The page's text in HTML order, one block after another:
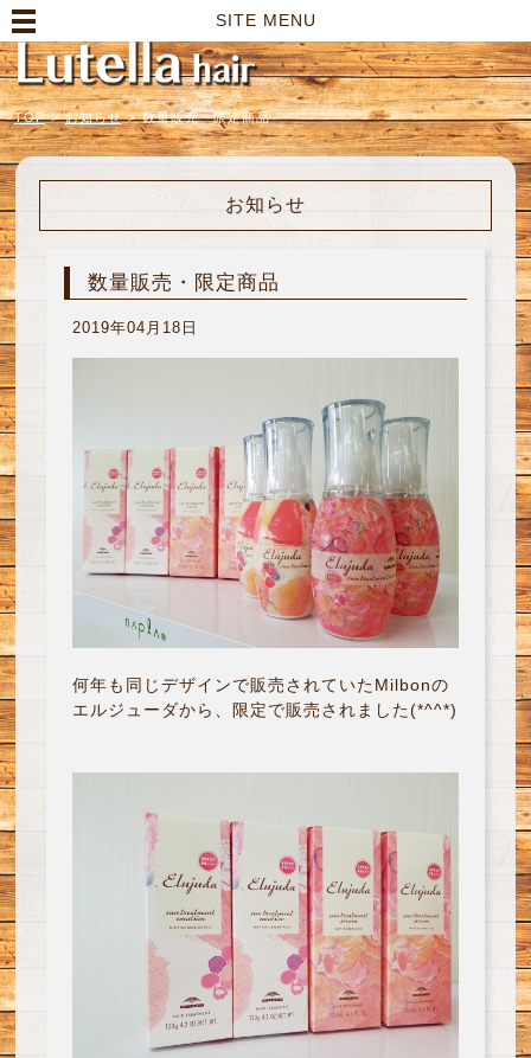
SITE MENU
TOP > お知らせ > 数量販売・限定商品
お知らせ
数量販売・限定商品
2019年04月18日
何年も同じデザインで販売されていたMilbonの
エルジューダから、限定で販売されました(*^^*)